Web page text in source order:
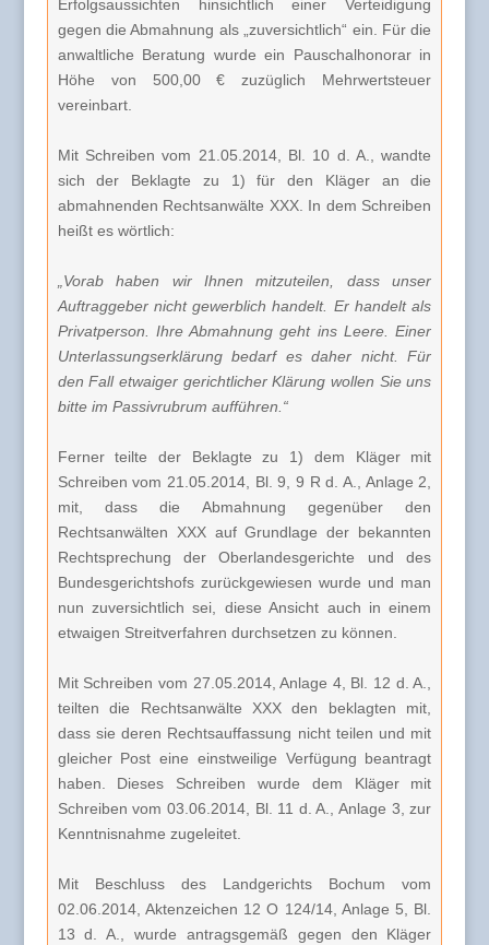
Erfolgsaussichten hinsichtlich einer Verteidigung
gegen die Abmahnung als „zuversichtlich“ ein. Für die
anwaltliche Beratung wurde ein Pauschalhonorar in
Höhe von 500,00 € zuzüglich Mehrwertsteuer
vereinbart.
Mit Schreiben vom 21.05.2014, Bl. 10 d. A., wandte
sich der Beklagte zu 1) für den Kläger an die
abmahnenden Rechtsanwälte XXX. In dem Schreiben
heißt es wörtlich:
„Vorab haben wir Ihnen mitzuteilen, dass unser
Auftraggeber nicht gewerblich handelt. Er handelt als
Privatperson. Ihre Abmahnung geht ins Leere. Einer
Unterlassungserklärung bedarf es daher nicht. Für
den Fall etwaiger gerichtlicher Klärung wollen Sie uns
bitte im Passivrubrum aufführen.“
Ferner teilte der Beklagte zu 1) dem Kläger mit
Schreiben vom 21.05.2014, Bl. 9, 9 R d. A., Anlage 2,
mit, dass die Abmahnung gegenüber den
Rechtsanwälten XXX auf Grundlage der bekannten
Rechtsprechung der Oberlandesgerichte und des
Bundesgerichtshofs zurückgewiesen wurde und man
nun zuversichtlich sei, diese Ansicht auch in einem
etwaigen Streitverfahren durchsetzen zu können.
Mit Schreiben vom 27.05.2014, Anlage 4, Bl. 12 d. A.,
teilten die Rechtsanwälte XXX den beklagten mit,
dass sie deren Rechtsauffassung nicht teilen und mit
gleicher Post eine einstweilige Verfügung beantragt
haben. Dieses Schreiben wurde dem Kläger mit
Schreiben vom 03.06.2014, Bl. 11 d. A., Anlage 3, zur
Kenntnisnahme zugeleitet.
Mit Beschluss des Landgerichts Bochum vom
02.06.2014, Aktenzeichen 12 O 124/14, Anlage 5, Bl.
13 d. A., wurde antragsgemäß gegen den Kläger